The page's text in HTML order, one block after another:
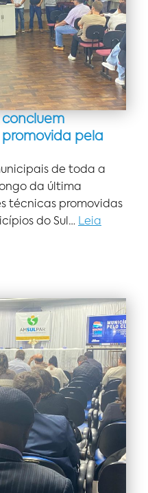
concluem
pela
de toda a
da última
técnicas promovidas
do Sul… Leia